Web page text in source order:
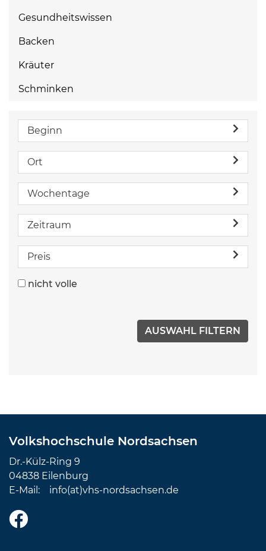
Gesundheitswissen
Backen
Kräuter
Schminken
Beginn
Ort
Wochentage
Zeitraum
Preis
nicht volle
Volkshochschule Nordsachsen
Dr.-Külz-Ring 9
04838 Eilenburg
E-Mail: info(at)vhs-nordsachsen.de